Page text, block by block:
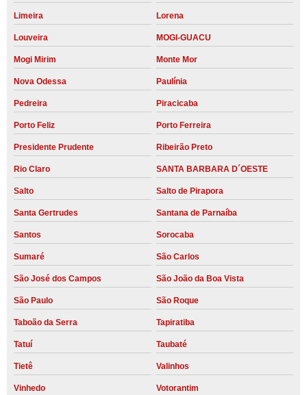
Limeira Lorena
Louveira MOGI-GUACU
Mogi Mirim Monte Mor
Nova Odessa Paulínia
Pedreira Piracicaba
Porto Feliz Porto Ferreira
Presidente Prudente Ribeirão Preto
Rio Claro SANTA BARBARA D´OESTE
Salto Salto de Pirapora
Santa Gertrudes Santana de Parnaíba
Santos Sorocaba
Sumaré São Carlos
São José dos Campos São João da Boa Vista
São Paulo São Roque
Taboão da Serra Tapiratiba
Tatuí Taubaté
Tietê Valinhos
Vinhedo
Votorantim